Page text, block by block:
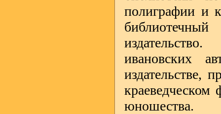
полиграфии и
ивановских
издательстве,
краеведческом
юношества.